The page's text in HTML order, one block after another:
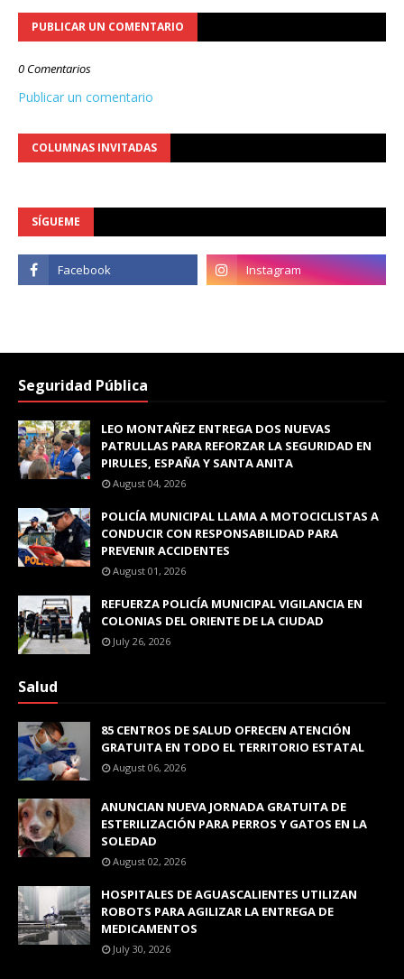
PUBLICAR UN COMENTARIO
0 Comentarios
Publicar un comentario
COLUMNAS INVITADAS
SÍGUEME
Seguridad Pública
LEO MONTAÑEZ ENTREGA DOS NUEVAS
PATRULLAS PARA REFORZAR LA SEGURIDAD EN
PIRULES, ESPAÑA Y SANTA ANITA
August 04, 2026
POLICÍA MUNICIPAL LLAMA A MOTOCICLISTAS A
CONDUCIR CON RESPONSABILIDAD PARA
PREVENIR ACCIDENTES
August 01, 2026
REFUERZA POLICÍA MUNICIPAL VIGILANCIA EN
COLONIAS DEL ORIENTE DE LA CIUDAD
July 26, 2026
Salud
85 CENTROS DE SALUD OFRECEN ATENCIÓN
GRATUITA EN TODO EL TERRITORIO ESTATAL
August 06, 2026
ANUNCIAN NUEVA JORNADA GRATUITA DE
ESTERILIZACIÓN PARA PERROS Y GATOS EN LA
SOLEDAD
August 02, 2026
HOSPITALES DE AGUASCALIENTES UTILIZAN
ROBOTS PARA AGILIZAR LA ENTREGA DE
MEDICAMENTOS
July 30, 2026